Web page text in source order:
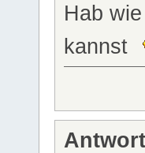
Hab
kannst
Antwort